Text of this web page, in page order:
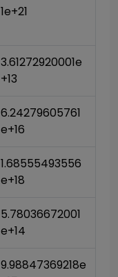
1e+21
3.61272920001e
+13
6.24279605761
e+16
1.68555493556
e+18
5.78036672001
e+14
9.98847369218e